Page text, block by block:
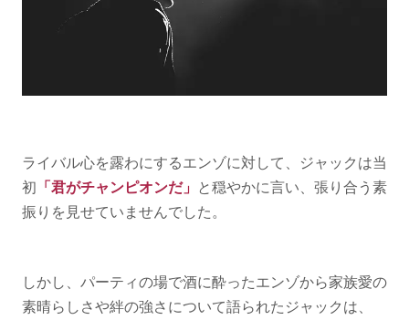
ライバル心を露わにするエンゾに対して、ジャックは当
初 「君がチャンピオンだ」 と穏やかに言い、張り合う素
振りを見せていませんでした。
しかし、パーティの場で酒に酔ったエンゾから家族愛の
素晴らしさや絆の強さについて語られたジャックは、